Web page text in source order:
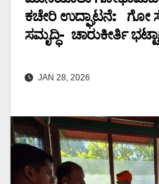
ಕಚೇರಿ ಉದ್ಘಾಟನೆ: ಗೋ
ಸಮೃದ್ಧಿ- ಚಾರುಕೀರ್ತಿ
JAN 28, 2026